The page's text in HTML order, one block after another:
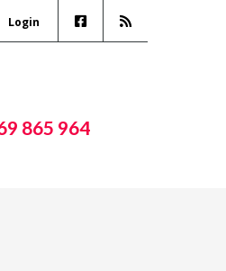
Login
865 964